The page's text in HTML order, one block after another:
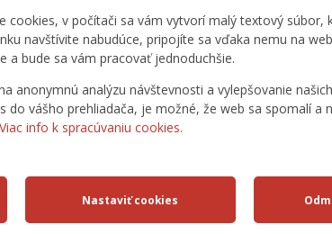
cookies, v počítači sa vám vytvorí malý textový súbor,
navštívite nabudúce, pripojíte sa vďaka nemu na
a bude sa vám pracovať jednoduchšie.
anonymnú analýzu návštevnosti a vylepšovanie
do vášho prehliadača, je možné, že web sa spomalí a
Viac info k spracúvaniu cookies.
DOPRAVNÉ
ŠTATISTICKÉ